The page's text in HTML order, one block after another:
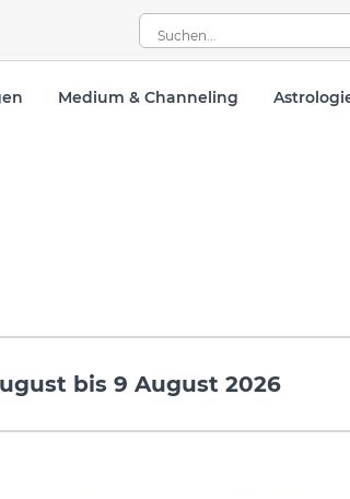
Medium & Channeling
bis 9 August 2026